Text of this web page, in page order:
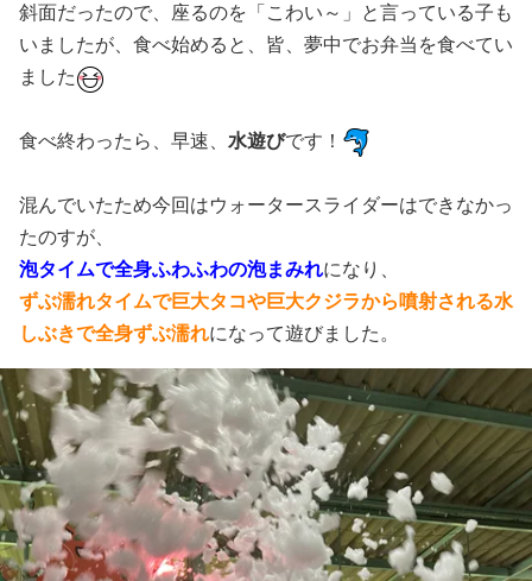
斜面だったので、座るのを「こわい～」と言っている子も
いましたが、食べ始めると、皆、夢中でお弁当を食べてい
ました
食べ終わったら、早速、 水遊びです！
混んでいたため今回はウォータースライダーはできなかっ
たのすが、
泡タイムで全身ふわふわの泡まみれになり、
ずぶ濡れタイムで巨大タコや巨大クジラから噴射される水
しぶきで全身ずぶ濡れになって遊びました。